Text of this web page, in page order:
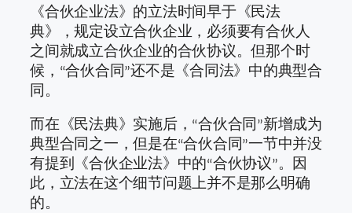
《合伙企业法》的立法时间早于《民法
典》，规定设立合伙企业，必须要有合伙人
之间就成立合伙企业的合伙协议。但那个时
候，“合伙合同”还不是《合同法》中的典型合
同。
而在《民法典》实施后，“合伙合同”新增成为
典型合同之一，但是在“合伙合同”一节中并没
有提到《合伙企业法》中的“合伙协议”。因
此，立法在这个细节问题上并不是那么明确
的。